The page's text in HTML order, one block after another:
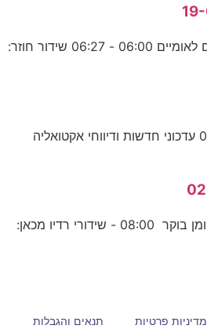
אימפריית הג'ודו - 2. גיבורים לאומיים 06:00 - 06:27 שידור חוזר:
מבזק חדשות 06:00 - 06:10 עדכוני חדשות ודיווחי אקטואליה
06:00 - שידורי רדיו מכאן: יומן בוקר 08:00 - שידורי רדיו מכאן:
מדיניות פרטיות תנאים והגבלות